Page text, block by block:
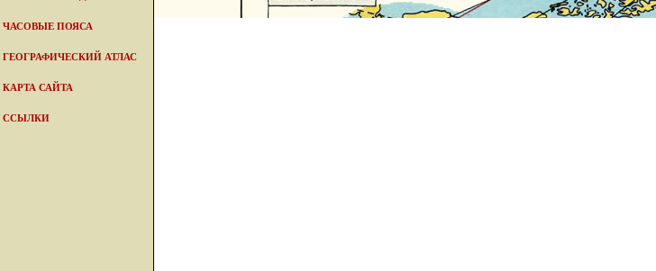
ЧАСОВЫЕ ПОЯСА
ГЕОГРАФИЧЕСКИЙ АТЛАС
КАРТА САЙТА
ССЫЛКИ